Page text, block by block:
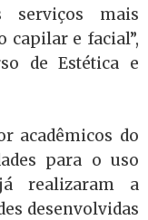
mais
capilar e facial”,
de Estética e
acadêmicos do
para o uso
realizaram a
desenvolvidas